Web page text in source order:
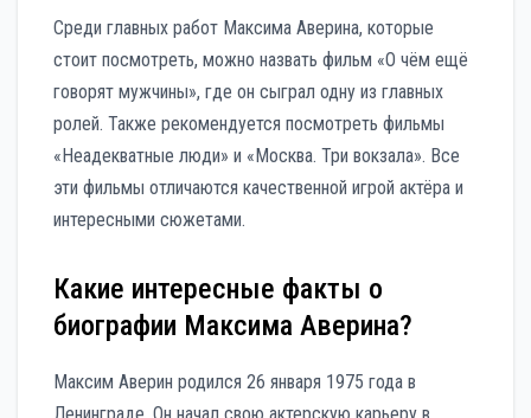
Среди главных работ Максима Аверина, которые
стоит посмотреть, можно назвать фильм «О чём ещё
говорят мужчины», где он сыграл одну из главных
ролей. Также рекомендуется посмотреть фильмы
«Неадекватные люди» и «Москва. Три вокзала». Все
эти фильмы отличаются качественной игрой актёра и
интересными сюжетами.
Какие интересные факты о
биографии Максима Аверина?
Максим Аверин родился 26 января 1975 года в